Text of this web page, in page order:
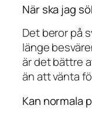
När ska jag
Det beror på
länge
är det bättre
än att vänta
Kan normala